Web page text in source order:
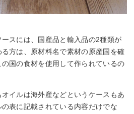
スには、国産品と輸入品の2種類が
方は、原材料名で素材の原産国を確
国の食材を使用して作られているの
イルは海外産などというケースもあ
表に記載されている内容だけでな